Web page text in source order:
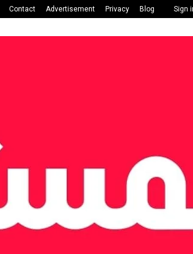
Blog
Privacy
Advertisement
Contact